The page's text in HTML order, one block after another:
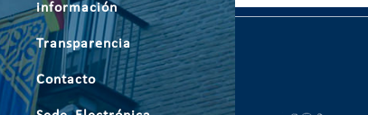
información
Transparencia
Contacto